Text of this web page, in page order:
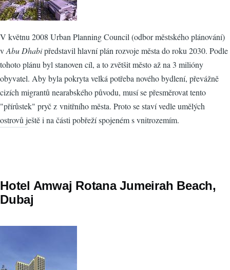
V květnu 2008 Urban Planning Council (odbor městského plánování)
vAbu Dhabipředstavil hlavní plán rozvoje města do roku 2030. Podle
tohoto plánu byl stanoven cíl, a to zvětšit město až na 3 milióny
obyvatel. Aby byla pokryta velká potřeba nového bydlení, převážně
cizích migrantů nearabského původu, musí se přesměrovat tento
"přírůstek" pryč z vnitřního města. Proto se staví vedle umělých
ostrovů ještě i na části pobřeží spojeném s vnitrozemím.
Hotel Amwaj Rotana Jumeirah Beach,
Dubaj